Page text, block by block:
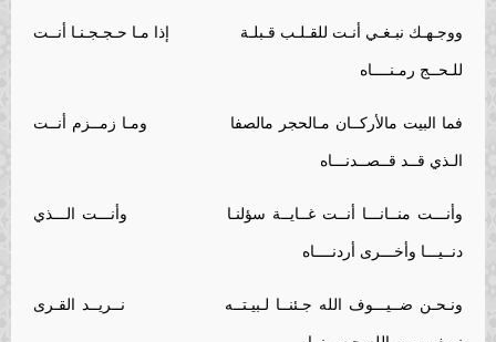
ووجـهـك نبـغـي أنـت للقـلـب قـبلـة إذا مـا حـجـجـنـا أنــت
للـحــج رمـنــــاه
فما البيت مالأركــان مـالحجر مالصفا ومـا زمــزم أنــت
الـذي قــد قــصــدنـــاه
وأنـــت منــانـــا أنــت غــايــة سؤلنـا وأنـــت الـــذي
دنــيـــا وأخـــرى أردنــــاه
ونـحـن ضــيـــوف الله جـئنــا لـبيـتــه نــريــد القـرى